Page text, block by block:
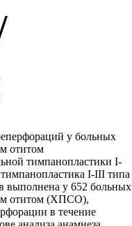
у больных
отитом
тимпанопластики I-
I-III типа
выполнена у 652 больных
отитом (ХПСО),
в течение